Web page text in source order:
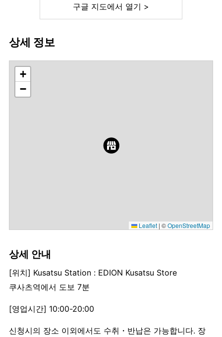
구글 지도에서 열기 >
상세 정보
+
−
Leaflet | ©OpenStreetMap
상세 안내
[위치] Kusatsu Station : EDION Kusatsu Store
쿠사츠역에서 도보 7분
[영업시간] 10:00-20:00
신청시의 장소 이외에서도 수취・반납은 가능합니다. 장